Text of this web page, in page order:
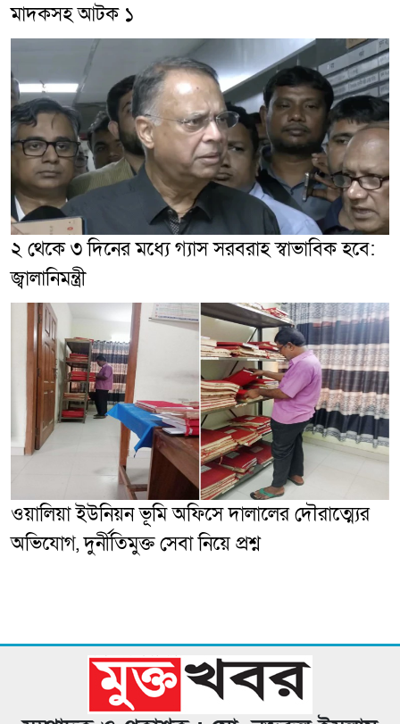
মাদকসহ আটক ১
২ থেকে ৩ দিনের মধ্যে গ্যাস সরবরাহ স্বাভাবিক হবে:
জ্বালানিমন্ত্রী
ওয়ালিয়া ইউনিয়ন ভূমি অফিসে দালালের দৌরাত্ম্যের
অভিযোগ, দুর্নীতিমুক্ত সেবা নিয়ে প্রশ্ন